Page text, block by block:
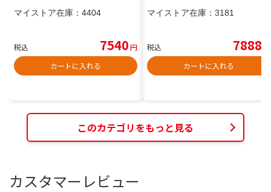
マイストア在庫： 4404
税込 7540円
カートに入れる
マイストア在庫： 3181
税込 7888
カートに入れる
このカテゴリをもっと見る
カスタマーレビュー